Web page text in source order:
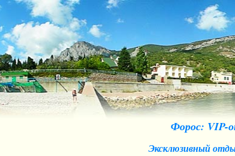
Форос: VIP-
Эксклюзивный